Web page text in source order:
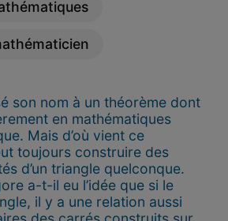
son nom à un théorème dont
en mathématiques
Mais d’où vient ce
toujours construire des
d’un triangle quelconque.
a-t-il eu l’idée que si le
il y a une relation aussi